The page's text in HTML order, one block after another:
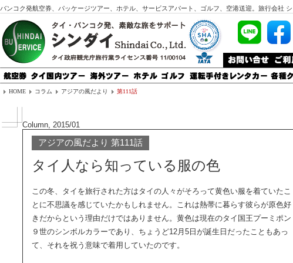
バンコク発航空券、パッケージツアー、ホテル、サービスアパート、ゴルフ、空港送迎。旅行会社
HOME コラム アジアの風だより 第111話
Column, 2015/01
アジアの風だより 第111話
タイ人なら知っている服の色
この冬、タイを旅行された方はタイの人々がそろって黄色い服を着ていたこ
とに不思議を感じていたかもしれません。これは熱帯に暮らす彼らが原色好
きだからという理由だけではありません。黄色は現在のタイ国王プーミポン
９世のシンボルカラーであり、ちょうど12月5日が誕生日だったこともあっ
て、それを祝う意味で着用していたのです。